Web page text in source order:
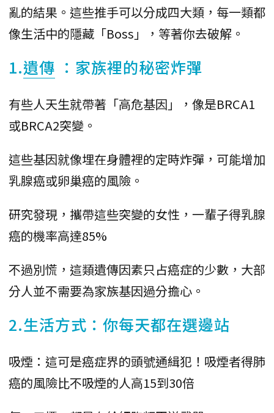
亂的結果。這些推手可以分成四大類，每一類都
像生活中的隱藏「Boss」，等著你去破解。
1.遺傳 ：家族裡的秘密炸彈
有些人天生就帶著「高危基因」，像是BRCA1
或BRCA2突變。
這些基因就像埋在身體裡的定時炸彈，可能增加
乳腺癌或卵巢癌的風險。
研究發現，攜帶這些突變的女性，一輩子得乳腺
癌的機率高達85%
不過別慌，這類遺傳因素只占癌症的少數，大部
分人並不需要為家族基因過分擔心。
2.生活方式：你每天都在選邊站
吸煙：這可是癌症界的頭號通緝犯！吸煙者得肺
癌的風險比不吸煙的人高15到30倍